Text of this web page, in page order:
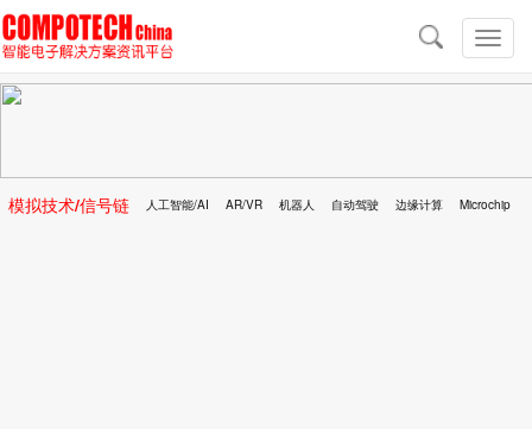
切
换
导
导
航
模拟技术/信号链 人工智能/AI AR/VR 机器人 自动驾驶 边缘计算 Microchip